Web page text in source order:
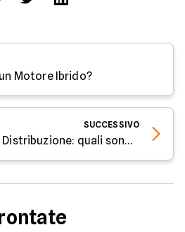
Motore Ibrido?
SUCCESSIVO
Cinghia e Catena di Distribuzione: quali sono le differenze?